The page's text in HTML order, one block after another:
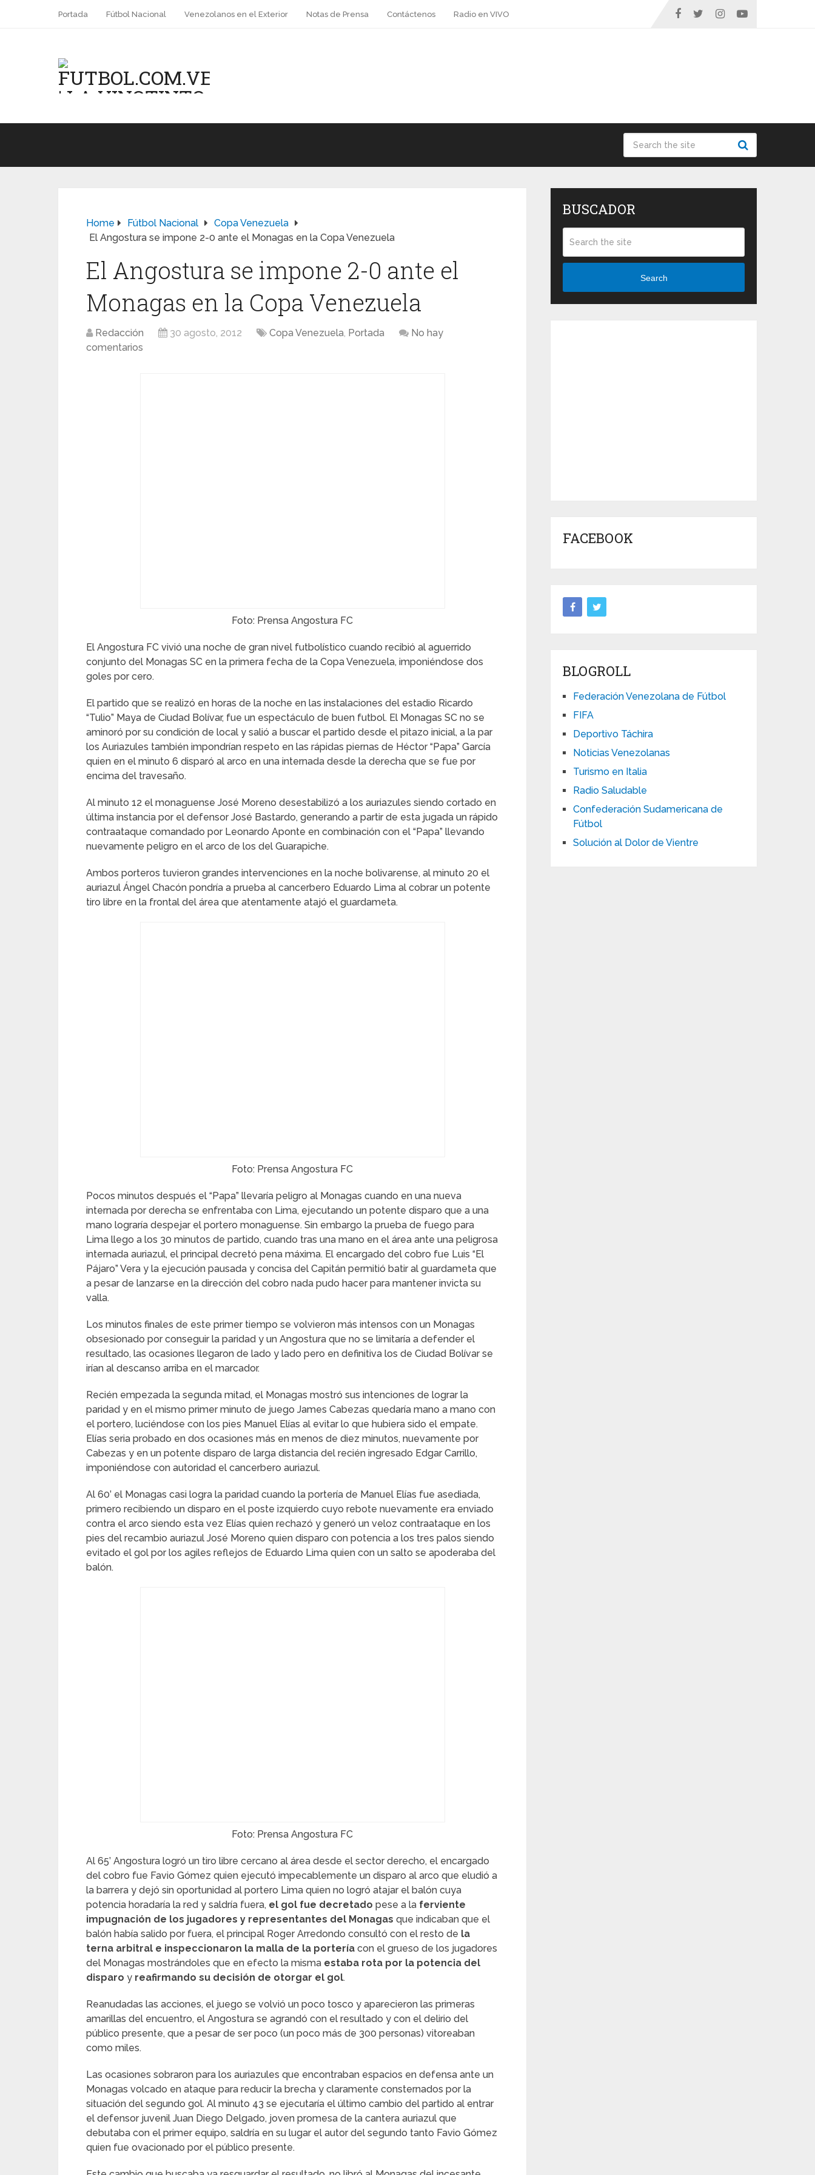
Portada Fútbol Nacional Venezolanos en el Exterior Notas de Prensa Contáctenos Radio en VIVO
Home Fútbol Nacional
Copa Venezuela
El Angostura se impone 2-0 ante el Monagas en la Copa Venezuela
El Angostura se impone 2-0 ante el
Monagas en la Copa Venezuela
Redacción 30 agosto, 2012 Copa Venezuela, Portada
No hay
comentarios
Foto: Prensa Angostura FC
El Angostura FC vivió una noche de gran nivel futbolístico cuando recibió al aguerrido
conjunto del Monagas SC en la primera fecha de la Copa Venezuela, imponiéndose dos
goles por cero.
El partido que se realizó en horas de la noche en las instalaciones del estadio Ricardo
“Tulio” Maya de Ciudad Bolívar, fue un espectáculo de buen futbol. El Monagas SC no se
aminoró por su condición de local y salió a buscar el partido desde el pitazo inicial, a la par
los Auriazules también impondrían respeto en las rápidas piernas de Héctor “Papa” García
quien en el minuto 6 disparó al arco en una internada desde la derecha que se fue por
encima del travesaño.
Al minuto 12 el monaguense José Moreno desestabilizó a los auriazules siendo cortado en
última instancia por el defensor José Bastardo, generando a partir de esta jugada un rápido
contraataque comandado por Leonardo Aponte en combinación con el “Papa” llevando
nuevamente peligro en el arco de los del Guarapiche.
Ambos porteros tuvieron grandes intervenciones en la noche bolivarense, al minuto 20 el
auriazul Ángel Chacón pondría a prueba al cancerbero Eduardo Lima al cobrar un potente
tiro libre en la frontal del área que atentamente atajó el guardameta.
Foto: Prensa Angostura FC
Pocos minutos después el “Papa” llevaría peligro al Monagas cuando en una nueva
internada por derecha se enfrentaba con Lima, ejecutando un potente disparo que a una
mano lograría despejar el portero monaguense. Sin embargo la prueba de fuego para
Lima llego a los 30 minutos de partido, cuando tras una mano en el área ante una peligrosa
internada auriazul, el principal decretó pena máxima. El encargado del cobro fue Luis “El
Pájaro” Vera y la ejecución pausada y concisa del Capitán permitió batir al guardameta que
a pesar de lanzarse en la dirección del cobro nada pudo hacer para mantener invicta su
valla.
Los minutos finales de este primer tiempo se volvieron más intensos con un Monagas
obsesionado por conseguir la paridad y un Angostura que no se limitaría a defender el
resultado, las ocasiones llegaron de lado y lado pero en definitiva los de Ciudad Bolívar se
irían al descanso arriba en el marcador.
Recién empezada la segunda mitad, el Monagas mostró sus intenciones de lograr la
paridad y en el mismo primer minuto de juego James Cabezas quedaría mano a mano con
el portero, luciéndose con los pies Manuel Elías al evitar lo que hubiera sido el empate.
Elías seria probado en dos ocasiones más en menos de diez minutos, nuevamente por
Cabezas y en un potente disparo de larga distancia del recién ingresado Edgar Carrillo,
imponiéndose con autoridad el cancerbero auriazul.
Al 60’ el Monagas casi logra la paridad cuando la portería de Manuel Elías fue asediada,
primero recibiendo un disparo en el poste izquierdo cuyo rebote nuevamente era enviado
contra el arco siendo esta vez Elías quien rechazó y generó un veloz contraataque en los
pies del recambio auriazul José Moreno quien disparo con potencia a los tres palos siendo
evitado el gol por los agiles reflejos de Eduardo Lima quien con un salto se apoderaba del
balón.
Foto: Prensa Angostura FC
Al 65’ Angostura logró un tiro libre cercano al área desde el sector derecho, el encargado
del cobro fue Favio Gómez quien ejecutó impecablemente un disparo al arco que eludió a
la barrera y dejó sin oportunidad al portero Lima quien no logró atajar el balón cuya
potencia horadaría la red y saldría fuera, el gol fue decretado pese a la ferviente
impugnación de los jugadores y representantes del Monagas que indicaban que el
balón había salido por fuera, el principal Roger Arredondo consultó con el resto de la
terna arbitral e inspeccionaron la malla de la portería con el grueso de los jugadores
del Monagas mostrándoles que en efecto la misma estaba rota por la potencia del
disparo y reafirmando su decisión de otorgar el gol.
Reanudadas las acciones, el juego se volvió un poco tosco y aparecieron las primeras
amarillas del encuentro, el Angostura se agrandó con el resultado y con el delirio del
público presente, que a pesar de ser poco (un poco más de 300 personas) vitoreaban
como miles.
Las ocasiones sobraron para los auriazules que encontraban espacios en defensa ante un
Monagas volcado en ataque para reducir la brecha y claramente consternados por la
situación del segundo gol. Al minuto 43 se ejecutaría el último cambio del partido al entrar
el defensor juvenil Juan Diego Delgado, joven promesa de la cantera auriazul que
debutaba con el primer equipo, saldría en su lugar el autor del segundo tanto Favio Gómez
quien fue ovacionado por el público presente.
BUSCADOR
Search
FACEBOOK
BLOGROLL
Federación Venezolana de Fútbol
FIFA
Deportivo Táchira
Noticias Venezolanas
Turismo en Italia
Radio Saludable
Confederación Sudamericana de
Fútbol
Solución al Dolor de Vientre